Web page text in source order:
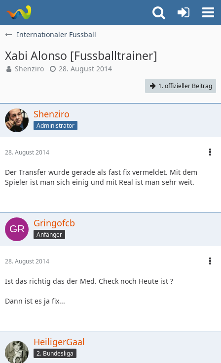
Internationaler Fussball
Xabi Alonso [Fussballtrainer]
Shenziro 28. August 2014
1. offizieller Beitrag
Shenziro
Administrator
28. August 2014
Der Transfer wurde gerade als fast fix vermeldet. Mit dem
Spieler ist man sich einig und mit Real ist man sehr weit.
Gringofcb
Anfänger
28. August 2014
Ist das richtig das der Med. Check noch Heute ist ?
Dann ist es ja fix...
HeiligerGaal
2. Bundesliga